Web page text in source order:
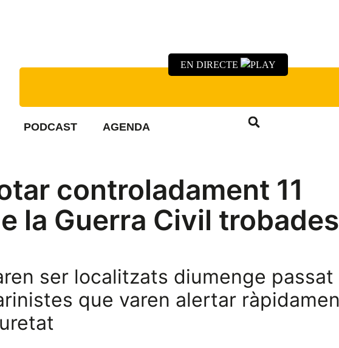
EN DIRECTE
PODCAST AGENDA
controladament 11
la Guerra Civil
ser localitzats diumenge passat
que varen alertar